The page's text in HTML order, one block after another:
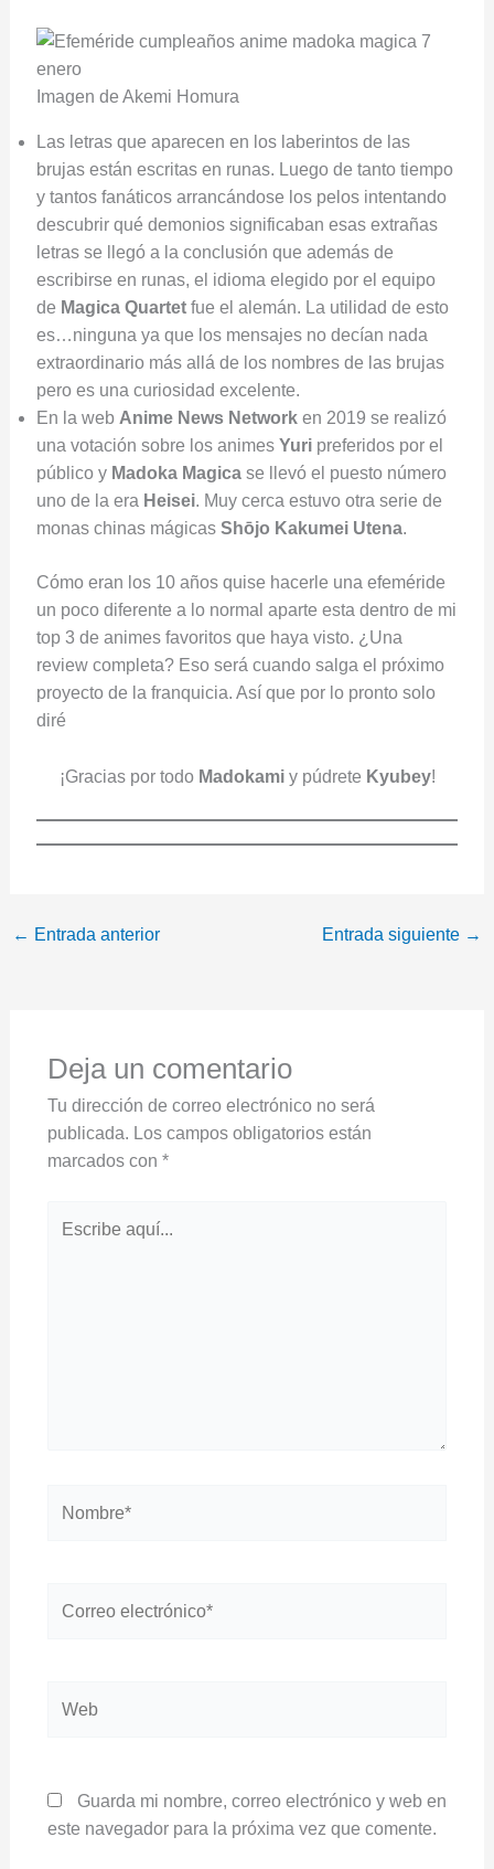
Imagen de Akemi Homura
Las letras que aparecen en los laberintos de las
brujas están escritas en runas. Luego de tanto tiempo
y tantos fanáticos arrancándose los pelos intentando
descubrir qué demonios significaban esas extrañas
letras se llegó a la conclusión que además de
escribirse en runas, el idioma elegido por el equipo
de MagicaQuartet fue el alemán. La utilidad de esto
es…ninguna ya que los mensajes no decían nada
extraordinario más allá de los nombres de las brujas
pero es una curiosidad excelente.
En la web Anime News Networken 2019 se realizó
una votación sobre los animes Yuripreferidos por el
público y Madoka Magicase llevó el puesto número
uno de la era Heisei. Muy cerca estuvo otra serie de
monas chinas mágicas Shōjo Kakumei Utena.
Cómo eran los 10 años quise hacerle una efeméride
un poco diferente a lo normal aparte esta dentro de mi
top 3 de animes favoritos que haya visto. ¿Una
review completa? Eso será cuando salga el próximo
proyecto de la franquicia. Así que por lo pronto solo
diré
¡Gracias por todo Madokamiy púdrete Kyubey!
← Entrada anterior Entrada siguiente →
Deja un comentario
Tu dirección de correo electrónico no será
publicada. Los campos obligatorios están
marcados con *
aquí...
electrónico*
Guarda mi nombre, correo electrónico y web en
este navegador para la próxima vez que comente.